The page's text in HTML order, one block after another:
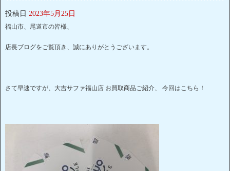
投稿日 2023年5月25日
福山市、尾道市の皆様、
店長ブログをご覧頂き、誠にありがとうございます。
さて早速ですが、大吉サファ福山店 お買取商品ご紹介、 今回はこちら！